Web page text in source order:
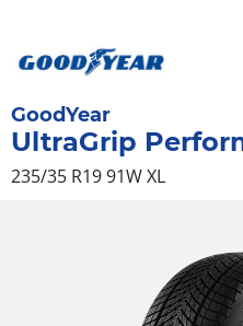
GoodYear
UltraGrip
235/35 R19 91WXL